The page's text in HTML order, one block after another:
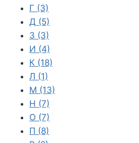
Г (3)
Д (5)
З (3)
И (4)
К (18)
Л (1)
М (13)
Н (7)
О (7)
П (8)